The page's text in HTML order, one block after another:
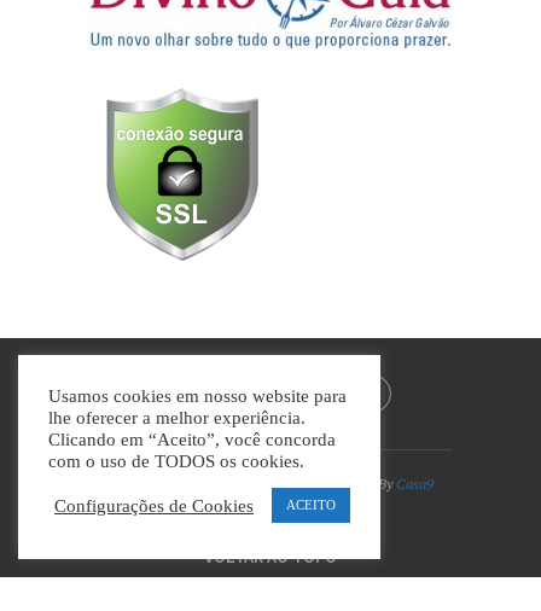
Divino Guia © Todos os direitos reservados | By Casa9
Marketing Digital e Design
VOLTAR AO TOPO
Usamos cookies em nosso website para
lhe oferecer a melhor experiência.
Clicando em “Aceito”, você concorda
com o uso de TODOS os cookies.
Configurações de Cookies ACEITO